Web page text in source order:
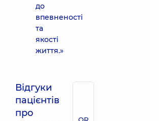
до
впевненості
та
якості
життя.»
Відгуки
пацієнтів
про